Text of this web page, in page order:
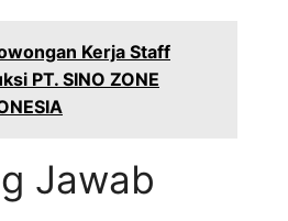
Kerja Staff
PT. SINO ZONE
Jawab